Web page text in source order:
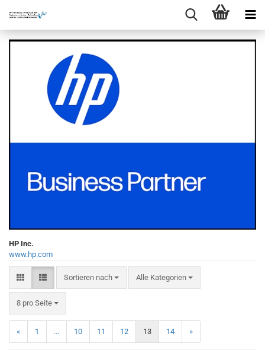
HP Inc.
www.hp.com
Sortieren nach
Sortieren nach Alle Kategorien
8 pro Seite
pro Seite
« 1 ... 10 11 12 13 14 »